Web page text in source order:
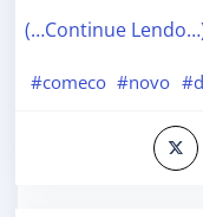
(…Continue
#comeco #novo